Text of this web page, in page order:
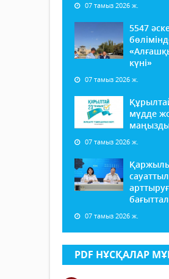
07 тамыз 2026 ж.
5547
күні»
07 тамыз 2026 ж.
мүдде
07 тамыз 2026 ж.
07 тамыз 2026 ж.
PDF НҰСҚАЛАР